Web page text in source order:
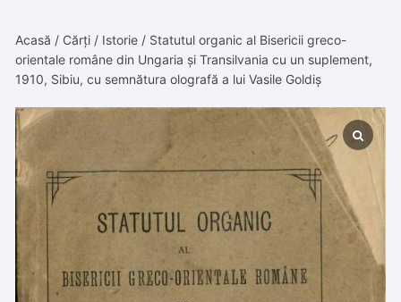
Acasă / Cărți / Istorie / Statutul organic al Bisericii greco-
orientale române din Ungaria și Transilvania cu un suplement,
1910, Sibiu, cu semnătura olografă a lui Vasile Goldiș